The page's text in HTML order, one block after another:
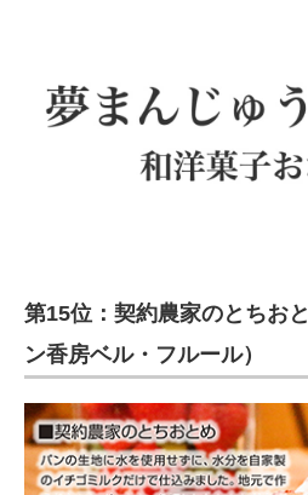
第15位：契約農家のとちお
ン香房ベル・フルール）